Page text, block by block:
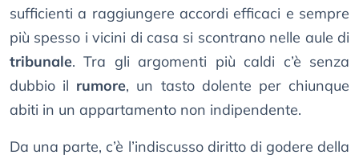
sufficienti a raggiungere accordi efficaci e sempre
più spesso i vicini di casa si scontrano nelle aule di
tribunale. Tra gli argomenti più caldi c’è senza
dubbio il rumore, un tasto dolente per chiunque
abiti in un appartamento non indipendente.
Da una parte, c’è l’indiscusso diritto di godere della